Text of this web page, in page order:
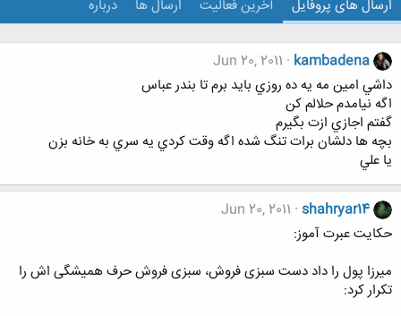
ارسال های پروفایل آخرین فعالیت ارسال ها درباره
kambadena
Jun 20, 2011
داشي امين مه يه ده روزي بايد برم تا بندر عباس
اگه نيامدم حلالم كن
گفتم اجازي ازت بگيرم
بچه ها دلشان برات تنگ شده اگه وقت كردي يه سري به خانه بزن
يا علي
shahryar14
Jun 20, 2011
حکایت عبرت آموز:
میرزا پول را داد دست سبزی فروش، سبزی فروش حرف همیشگی اش را
تکرار کرد: